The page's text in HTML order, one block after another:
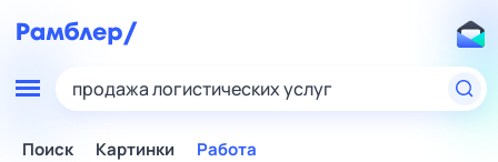
продажа логистических услуг
Поиск Картинки Работа